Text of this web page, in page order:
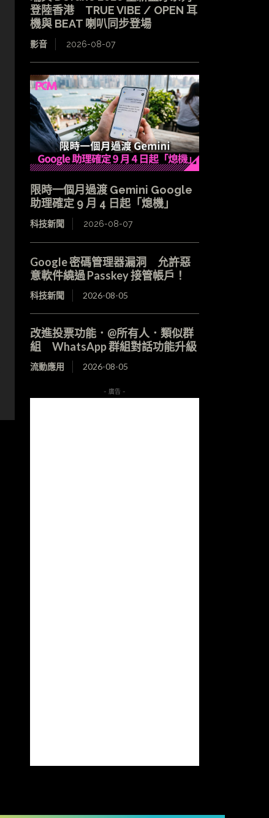
登陸香港 TRUE VIBE / OPEN 耳
機與 BEAT 喇叭同步登場
影音 2026-08-07
限時一個月過渡 Gemini Google
助理確定 9 月 4 日起「熄機」
科技新聞 2026-08-07
Google 密碼管理器漏洞 允許惡
意軟件繞過 Passkey 接管帳戶！
科技新聞 2026-08-05
改進投票功能．@所有人．類似群
組 WhatsApp 群組對話功能升級
流動應用 2026-08-05
- 廣告 -